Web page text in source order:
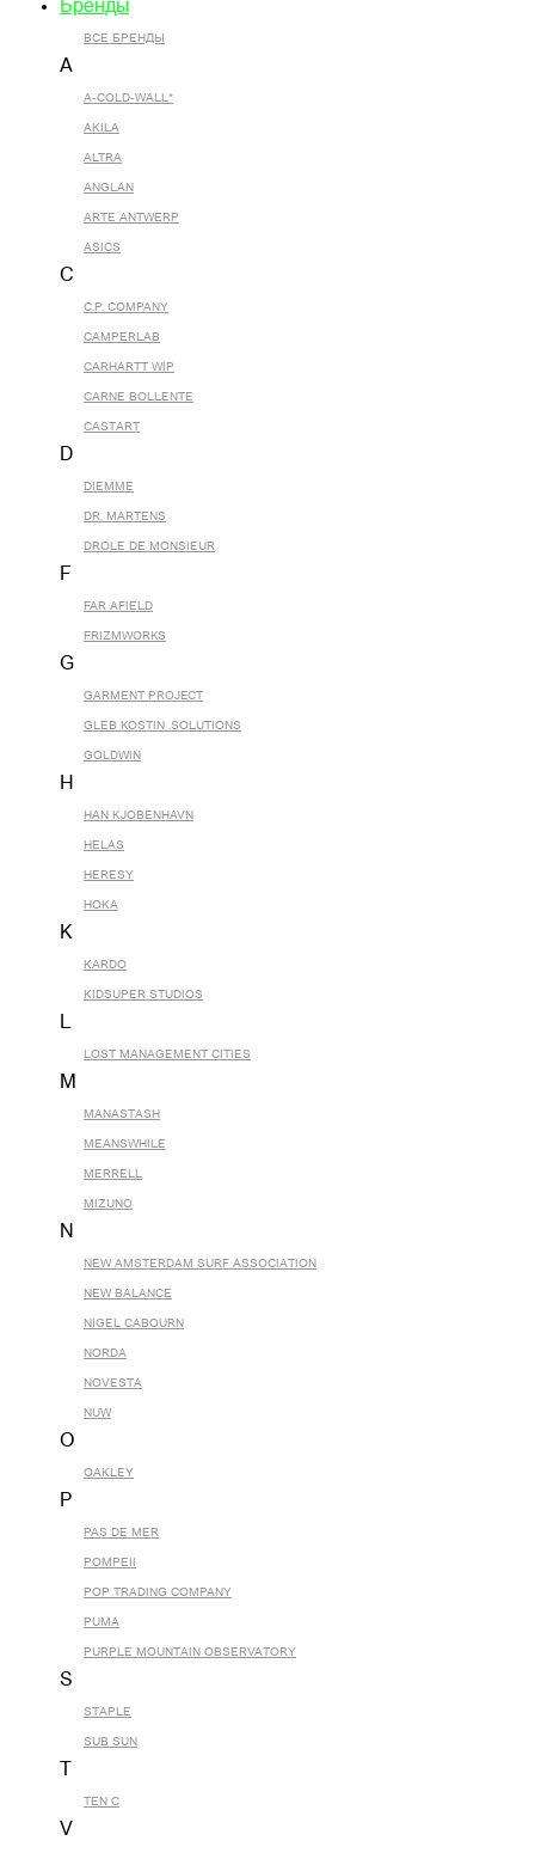
Бренды
ВСЕ БРЕНДЫ
A
A-COLD-WALL*
AKILA
ALTRA
ANGLAN
ARTE ANTWERP
ASICS
C
C.P. COMPANY
CAMPERLAB
CARHARTT WIP
CARNE BOLLENTE
CASTART
D
DIEMME
DR. MARTENS
DROLE DE MONSIEUR
F
FAR AFIELD
FRIZMWORKS
G
GARMENT PROJECT
GLEB KOSTIN .SOLUTIONS
GOLDWIN
H
HAN KJOBENHAVN
HELAS
HERESY
HOKA
K
KARDO
KIDSUPER STUDIOS
L
LOST MANAGEMENT CITIES
M
MANASTASH
MEANSWHILE
MERRELL
MIZUNO
N
NEW AMSTERDAM SURF ASSOCIATION
NEW BALANCE
NIGEL CABOURN
NORDA
NOVESTA
NUW
O
OAKLEY
P
PAS DE MER
POMPEII
POP TRADING COMPANY
PUMA
PURPLE MOUNTAIN OBSERVATORY
S
STAPLE
SUB SUN
TEN C
V